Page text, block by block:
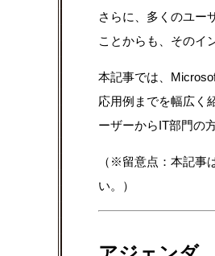
さらに、多くのユー
ことからも、そのイ
本記事では、
応用例までを幅広く
ーザーからIT部門の
（※留意点：本記事
い。）